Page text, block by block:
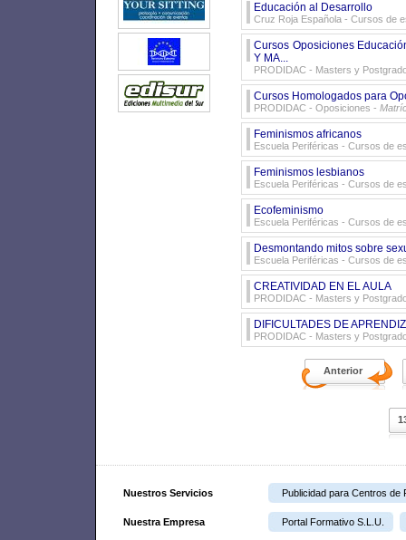
Educación al Desarrollo
Cruz Roja Española - Cursos de
Cursos Oposiciones
Y MA...
PRODIDAC - Masters y
Cursos Homologados para
PRODIDAC - Oposiciones -
Feminismos africanos
Escuela Periféricas - Cursos de
Feminismos lesbianos
Escuela Periféricas - Cursos de
Ecofeminismo
Escuela Periféricas - Cursos de
Desmontando mitos sobre
Escuela Periféricas - Cursos de
CREATIVIDAD EN EL AULA
PRODIDAC - Masters y
DIFICULTADES DE
PRODIDAC - Masters y
Anterior
Nuestros Servicios Publicidad para Centros de
Nuestra Empresa Portal Formativo S.L.U.